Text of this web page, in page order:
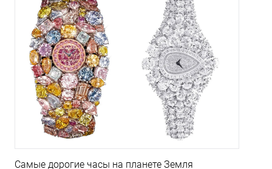
Самые дорогие часы на планете Земля